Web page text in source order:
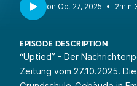
• 2min
EPISODE DESCRIPTION
“Uptied” - Der
Zeitung vom 27.10.2025.